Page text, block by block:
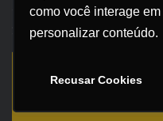
como você interage
personalizar conteúdo.
Recusar Cookies
como você interage
personalizar conteúdo.
Recusar Cookies
SEGURANÇA E PRIVACIDADE
© KITE